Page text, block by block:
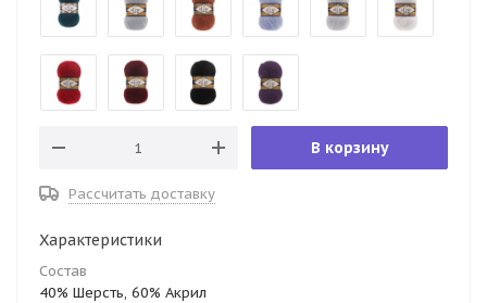
В корзину
Рассчитать доставку
Характеристики
Состав
40% Шерсть, 60% Акрил